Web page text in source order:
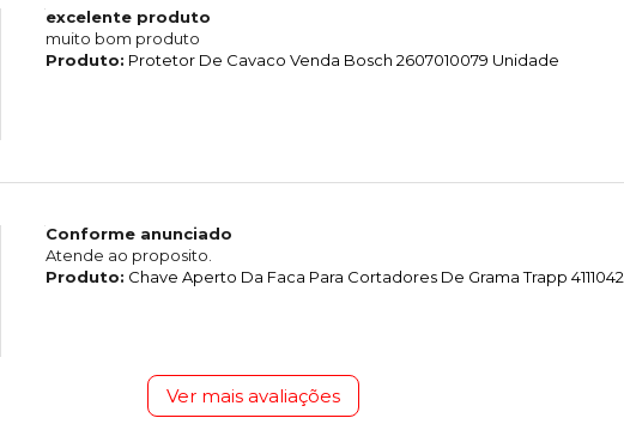
excelente produto
muito bom produto
Produto: Protetor De Cavaco Venda Bosch 2607010079 Unidade
Conforme anunciado
Atende ao proposito.
Produto: Chave Aperto Da Faca Para Cortadores De Grama Trapp 4111042
Ver mais avaliações